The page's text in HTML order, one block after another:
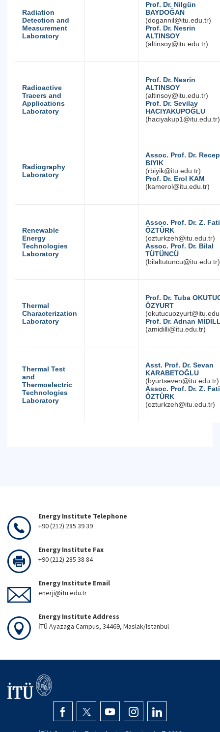
Radiation
Detection and
Measurement
Laboratory
Prof. Dr. Nilgün
BAYDOĞAN
(dogannil@itu.edu.tr)
Prof. Dr. Nesrin
ALTINSOY
(altinsoy@itu.edu.tr)
Radioactive
Tracers and
Applications
Laboratory
Prof. Dr. Nesrin
ALTINSOY
(altinsoy@itu.edu.tr)
Prof. Dr. Sevilay
HACIYAKUPOĞLU
(haciyakup1@itu.edu.tr)
Radiography
Laboratory
Assoc. Prof. Dr. Recep
BIYIK
(rbiyik@itu.edu.tr)
Prof. Dr. Erol KAM
(kamerol@itu.edu.tr)
Renewable
Energy
Technologies
Laboratory
Assoc. Prof. Dr. Z.
ÖZTÜRK
(ozturkzeh@itu.edu.tr)
Assoc. Prof. Dr. Bilal
TÜTÜNCÜ
(bilaltutuncu@itu.edu.tr)
Thermal
Characterization
Laboratory
Prof. Dr. Tuba
ÖZYURT
Prof. Dr. Adnan
(amidilli@itu.edu.tr)
Thermal Test
and
Thermoelectric
Technologies
Laboratory
Asst. Prof. Dr. Sevan
KARABETOĞLU
(byurtseven@itu.edu.tr)
Assoc. Prof. Dr. Z.
ÖZTÜRK
(ozturkzeh@itu.edu.tr)
Energy Institute Telephone
+90 (212) 285 39 39
Energy Institute Fax
+90 (212) 285 38 84
Energy Institute Email
enerji@itu.edu.tr
Energy Institute Address
İTÜ Ayazaga Campus, 34469, Maslak/Istanbul